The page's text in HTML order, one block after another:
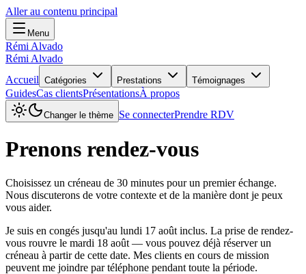
Aller au contenu principal
Menu
Rémi Alvado
Rémi Alvado
Accueil Catégories Prestations Témoignages
GuidesCas clientsPrésentationsÀ propos
Changer le thème Se connecterPrendre RDV
Prenons rendez-vous
Choisissez un créneau de 30 minutes pour un premier échange.
Nous discuterons de votre contexte et de la manière dont je peux
vous aider.
Je suis en congés jusqu'au lundi 17 août inclus. La prise de rendez-
vous rouvre le mardi 18 août — vous pouvez déjà réserver un
créneau à partir de cette date. Mes clients en cours de mission
peuvent me joindre par téléphone pendant toute la période.